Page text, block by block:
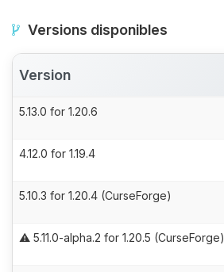
Versions disponibles
Version
5.13.0 for 1.20.6
4.12.0 for 1.19.4
5.10.3 for 1.20.4 (CurseForge)
⚠️ 5.11.0-alpha.2 for 1.20.5 (CurseForge)